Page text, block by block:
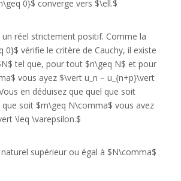
0}$ converge vers $\ell.$
réel strictement positif. Comme la
0}$ vérifie le critère de Cauchy, il existe
tel que, pour tout $n\geq N$ et pour
vous ayez $\vert u_n – u_{n+p}\vert
en déduisez que quel que soit
soit $m\geq N\comma$ vous avez
\leq \varepsilon.$
supérieur ou égal à $N\comma$